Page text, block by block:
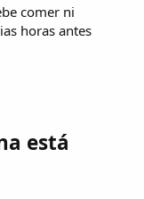
comer ni
horas antes
está